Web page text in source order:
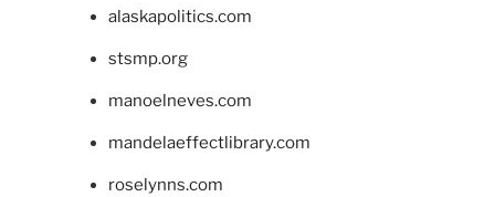
alaskapolitics.com
stsmp.org
manoelneves.com
mandelaeffectlibrary.com
roselynns.com